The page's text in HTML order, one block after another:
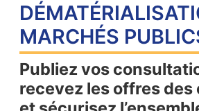
MARCHÉS
Publiez vos
recevez les offres